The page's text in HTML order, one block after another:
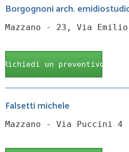
Borgognoni arch.
Mazzano - 23, Via
Richiedi un preventivo
Falsetti michele
Mazzano - Via Puccini 4